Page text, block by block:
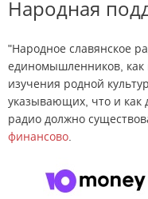
Народная
"Народное славянское
единомышленников, как
изучения родной
указывающих, что и как
радио должно
финансово